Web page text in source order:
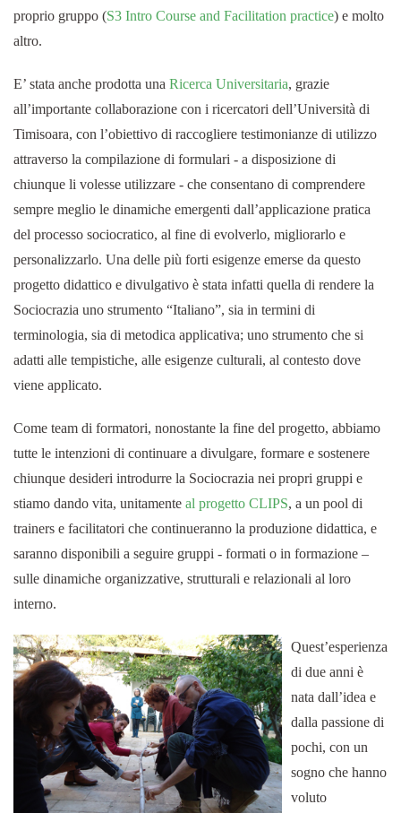
proprio gruppo (S3 Intro Course and Facilitation practice) e molto
altro.
E’ stata anche prodotta una Ricerca Universitaria, grazie
all’importante collaborazione con i ricercatori dell’Università di
Timisoara, con l’obiettivo di raccogliere testimonianze di utilizzo
attraverso la compilazione di formulari - a disposizione di
chiunque li volesse utilizzare - che consentano di comprendere
sempre meglio le dinamiche emergenti dall’applicazione pratica
del processo sociocratico, al fine di evolverlo, migliorarlo e
personalizzarlo. Una delle più forti esigenze emerse da questo
progetto didattico e divulgativo è stata infatti quella di rendere la
Sociocrazia uno strumento “Italiano”, sia in termini di
terminologia, sia di metodica applicativa; uno strumento che si
adatti alle tempistiche, alle esigenze culturali, al contesto dove
viene applicato.
Come team di formatori, nonostante la fine del progetto, abbiamo
tutte le intenzioni di continuare a divulgare, formare e sostenere
chiunque desideri introdurre la Sociocrazia nei propri gruppi e
stiamo dando vita, unitamente al progetto CLIPS, a un pool di
trainers e facilitatori che continueranno la produzione didattica, e
saranno disponibili a seguire gruppi - formati o in formazione –
sulle dinamiche organizzative, strutturali e relazionali al loro
interno.
Quest’esperienza
di due anni è
nata dall’idea e
dalla passione di
pochi, con un
sogno che hanno
voluto